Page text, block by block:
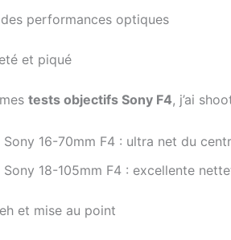
performances optiques
et piqué
tests objectifs Sony F4, j’ai
Sony 16-70mm F4 : ultra net du
Sony 18-105mm F4 : excellente
et mise au point